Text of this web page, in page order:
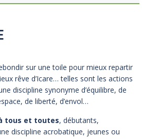
sur une toile pour mieux repartir
rêve d’Icare… telles sont les actions
discipline synonyme d’équilibre, de
de liberté, d’envol…
tous et toutes, débutants,
discipline acrobatique, jeunes ou